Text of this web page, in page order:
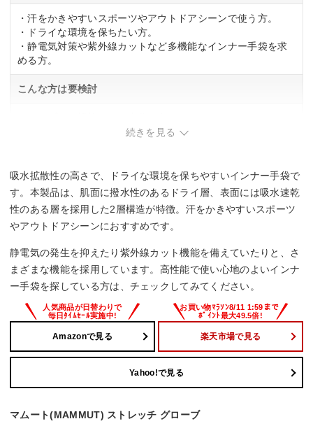
・汗をかきやすいスポーツやアウトドアシーンで使う方。
・ドライな環境を保ちたい方。
・静電気対策や紫外線カットなど多機能なインナー手袋を求
める方。
こんな方は要検討
続きを見る
吸水拡散性の高さで、ドライな環境を保ちやすいインナー手袋で
す。本製品は、肌面に撥水性のあるドライ層、表面には吸水速乾
性のある層を採用した2層構造が特徴。汗をかきやすいスポーツ
やアウトドアシーンにおすすめです。
静電気の発生を抑えたり紫外線カット機能を備えていたりと、さ
まざまな機能を採用しています。高性能で使い心地のよいインナ
ー手袋を探している方は、チェックしてみてください。
Amazonで見る 楽天市場で見る
Yahoo!で見る
マムート(MAMMUT) ストレッチ グローブ